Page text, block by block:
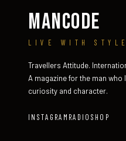
MANCODE
LIVE WITH STYLE
Travellers Attitude.
A magazine for the man who
curiosity and character.
INSTAGRAM RADIO SHOP